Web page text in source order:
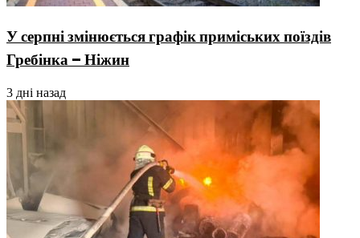
У серпні змінюється графік приміських поїздів
Гребінка – Ніжин
3 дні назад